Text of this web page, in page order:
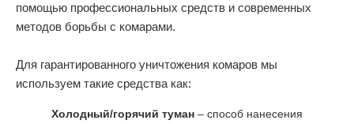
помощью профессиональных средств и современных
методов борьбы с комарами.
Для гарантированного уничтожения комаров мы
используем такие средства как:
Холодный/горячий туман – способ нанесения